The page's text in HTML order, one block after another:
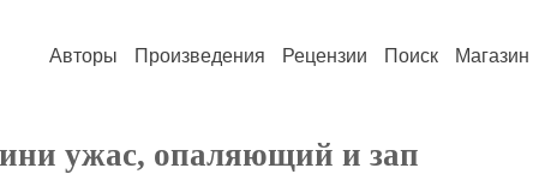
Авторы Произведения Рецензии Поиск Магазин
ужас, опаляющий и зап